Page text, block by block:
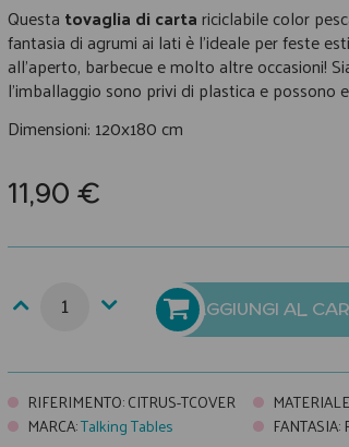
Questa tovaglia di cartariciclabile color
fantasia di agrumi ai lati è l'ideale per feste
all'aperto, barbecue e molto altre occasioni!
l'imballaggio sono privi di plastica e possono
Dimensioni: 120x180 cm
11,90 €
AGGIUNGI AL
RIFERIMENTO:CITRUS-TCOVER MATERIALE
MARCA:Talking Tables FANTASIA: